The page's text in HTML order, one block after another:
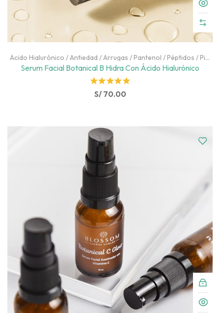
Ácido Hialurónico /Antiedad /Arrugas /Pantenol /Péptidos /Piel
Deshidratada / Piel Grasa Rostro
Serum Facial Botanical B Hidra Con Ácido Hialurónico
Rated
S/70.00